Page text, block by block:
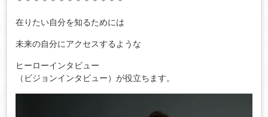
在りたい自分を知るためには
未来の自分にアクセスするような
ヒーローインタビュー
（ビジョンインタビュー）が役立ちます。